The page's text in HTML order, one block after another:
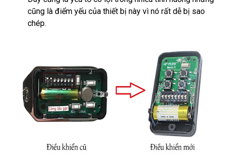
cũng là điểm yếu của thiết bị này vì nó rất dễ bị sao
chép.